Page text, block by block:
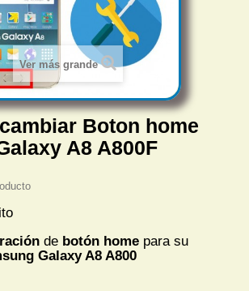
Ver más grande
Boton home
A8 A800F
de botón home para su
Galaxy A8 A800